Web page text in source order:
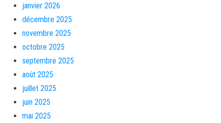
janvier 2026
décembre 2025
novembre 2025
octobre 2025
septembre 2025
août 2025
juillet 2025
juin 2025
mai 2025